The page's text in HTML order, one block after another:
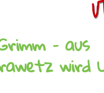
– aus
wird